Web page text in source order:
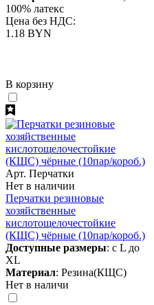
100% латекс
Цена без НДС:
1.18 BYN
В корзину
Арт. Перчатки
Нет в наличии
Перчатки резиновые
хозяйственные
кислотощелочестойкие
(КЩС) чёрные (10пар/короб.)
Доступные размеры: с L до
XL
Материал: Резина(КЩС)
Нет в наличи